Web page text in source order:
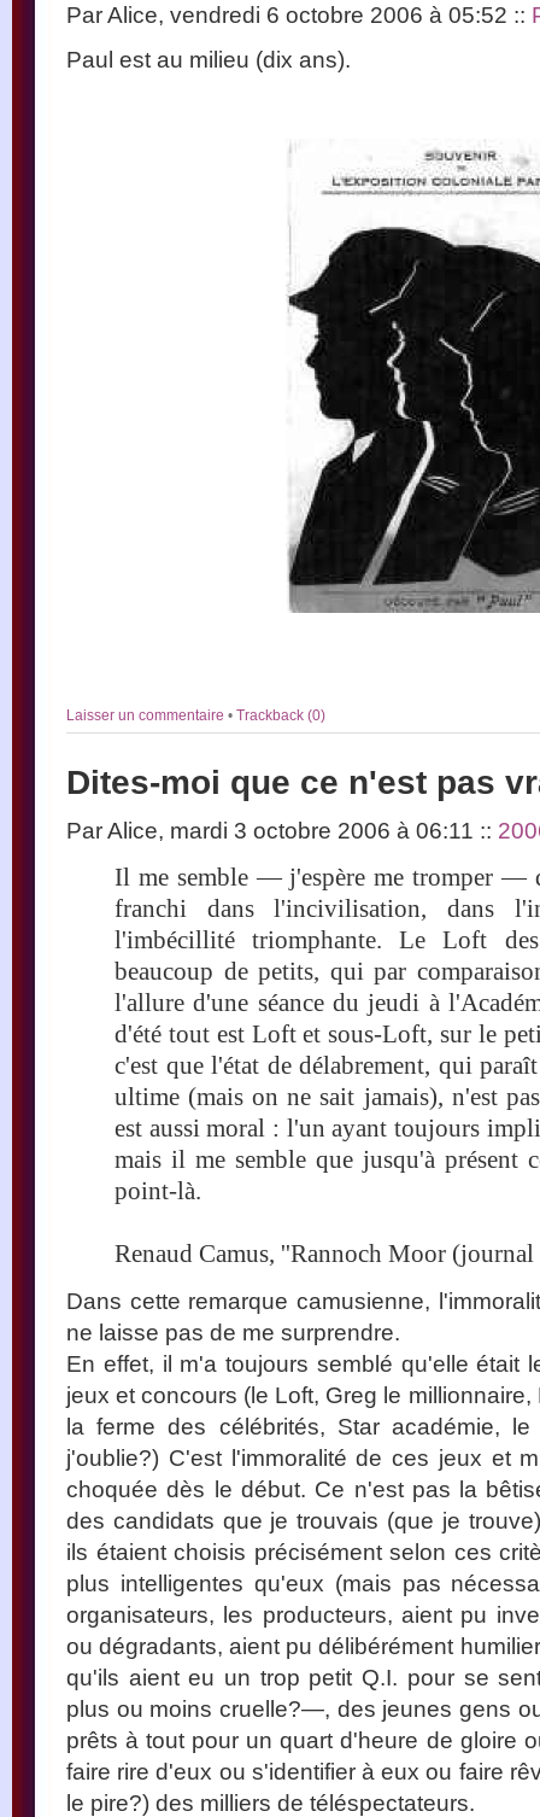
Par Alice, vendredi 6 octobre 2006 à 05:52 ::
Paul est au milieu (dix ans).
Laisser un commentaire • Trackback (0)
Dites-moi que ce n'est pas
Par Alice, mardi 3 octobre 2006 à 06:11 ::
Il me semble — j'espère me tromper —
franchi dans l'incivilisation, dans
l'imbécillité triomphante. Le Loft
beaucoup de petits, qui par
l'allure d'une séance du jeudi à
d'été tout est Loft et sous-Loft, sur le
c'est que l'état de délabrement, qui
ultime (mais on ne sait jamais), n'est
est aussi moral : l'un ayant toujours
mais il me semble que jusqu'à présent
point-là.
Renaud Camus, ''Rannoch Moor
Dans cette remarque camusienne,
ne laisse pas de me surprendre.
En effet, il m'a toujours semblé qu'elle était
jeux et concours (le Loft, Greg le
la ferme des célébrités, Star académie,
j'oublie?) C'est l'immoralité de ces jeux et
choquée dès le début. Ce n'est pas la
des candidats que je trouvais (que je
ils étaient choisis précisément selon ces
plus intelligentes qu'eux (mais pas
organisateurs, les producteurs, aient pu
ou dégradants, aient pu délibérément
qu'ils aient eu un trop petit Q.I. pour se
plus ou moins cruelle?—, des jeunes gens
prêts à tout pour un quart d'heure de gloire
faire rire d'eux ou s'identifier à eux ou faire
le pire?) des milliers de téléspectateurs.